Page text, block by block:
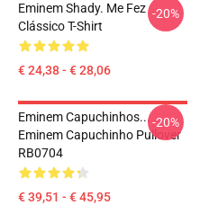
Eminem Shady. Me Fez
Clássico T-Shirt
€ 24,38 - € 28,06
-20%
Eminem Capuchinhos...
Eminem Capuchinho Pullover
RB0704
€ 39,51 - € 45,95
-20%